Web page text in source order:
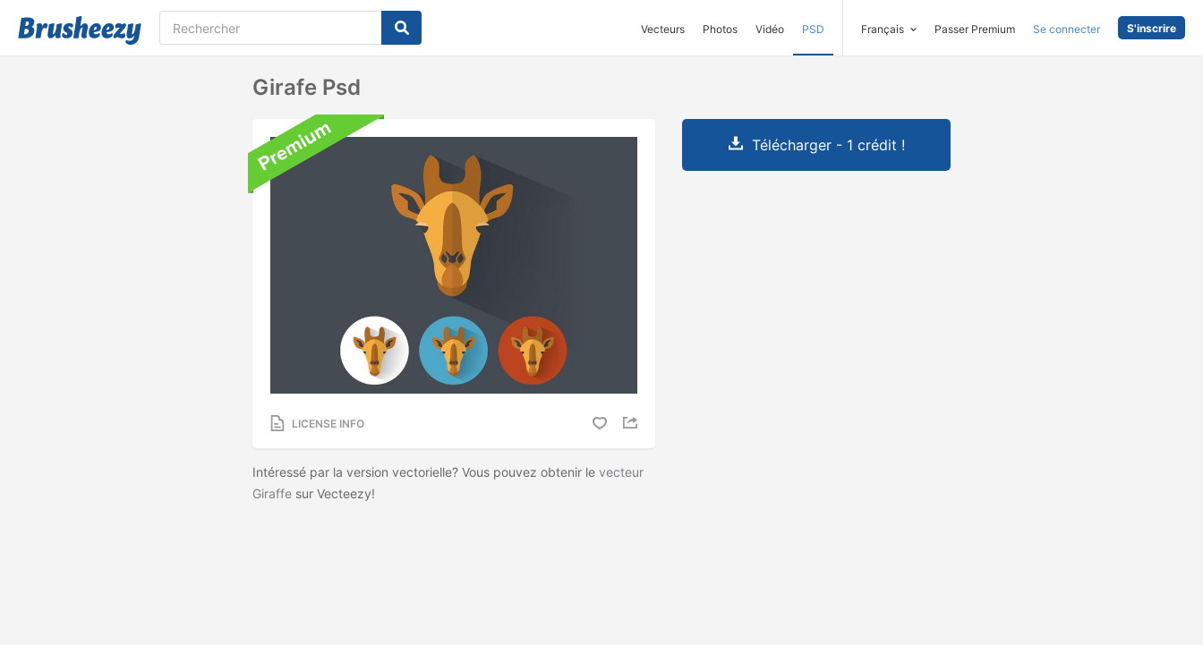
Vecteurs Photos Vidéo PSD Français Passer Premium Se connecter S'inscrire
Girafe Psd
LICENSE INFO
Intéressé par la version vectorielle? Vous pouvez obtenir le vecteur
Giraffe sur Vecteezy!
Télécharger - 1 crédit !